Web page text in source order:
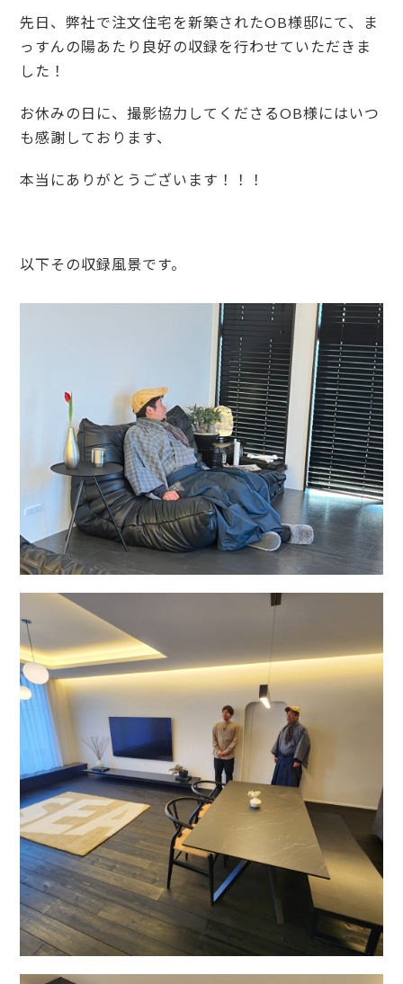
先日、弊社で注文住宅を新築されたOB様邸にて、ま
っすんの陽あたり良好の収録を行わせていただきま
した！
お休みの日に、撮影協力してくださるOB様にはいつ
も感謝しております、
本当にありがとうございます！！！
以下その収録風景です。